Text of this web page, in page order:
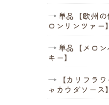
単品【欧州
ロンリンツァー】
単品【メロ
キー】
【カリフラ
ャカウダソース】